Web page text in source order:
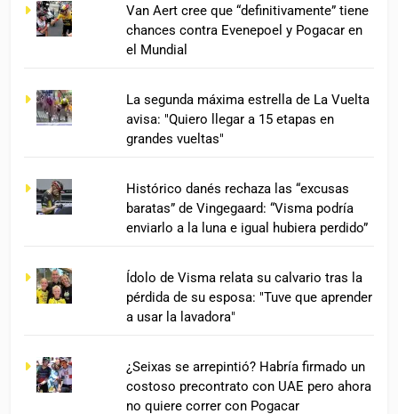
Van Aert cree que “definitivamente” tiene
chances contra Evenepoel y Pogacar en
el Mundial
La segunda máxima estrella de La Vuelta
avisa: "Quiero llegar a 15 etapas en
grandes vueltas"
Histórico danés rechaza las “excusas
baratas” de Vingegaard: “Visma podría
enviarlo a la luna e igual hubiera perdido”
Ídolo de Visma relata su calvario tras la
pérdida de su esposa: "Tuve que aprender
a usar la lavadora"
¿Seixas se arrepintió? Habría firmado un
costoso precontrato con UAE pero ahora
no quiere correr con Pogacar